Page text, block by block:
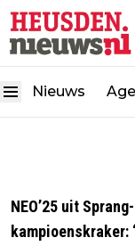
Nieuws
NEO’25 uit
kampioenskraker: